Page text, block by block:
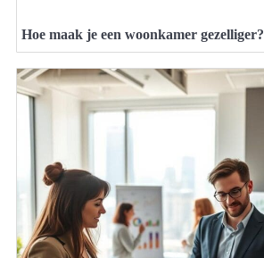
Hoe maak je een woonkamer gezelliger?